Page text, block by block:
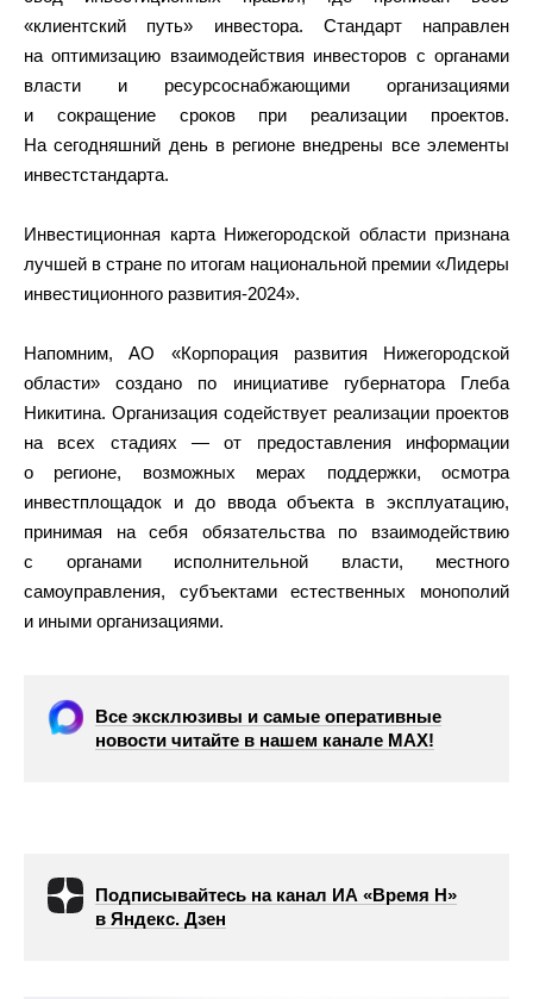
«клиентский путь» инвестора. Стандарт направлен
на оптимизацию взаимодействия инвесторов с органами
власти и ресурсоснабжающими организациями
и сокращение сроков при реализации проектов.
На сегодняшний день в регионе внедрены все элементы
инвестстандарта.
Инвестиционная карта Нижегородской области признана
лучшей в стране по итогам национальной премии «Лидеры
инвестиционного развития-2024».
Напомним, АО «Корпорация развития Нижегородской
области» создано по инициативе губернатора Глеба
Никитина. Организация содействует реализации проектов
на всех стадиях — от предоставления информации
о регионе, возможных мерах поддержки, осмотра
инвестплощадок и до ввода объекта в эксплуатацию,
принимая на себя обязательства по взаимодействию
с органами исполнительной власти, местного
самоуправления, субъектами естественных монополий
и иными организациями.
Все эксклюзивы и самые оперативные
новости читайте в нашем канале МАХ!
Подписывайтесь на канал ИА «Время Н»
в Яндекс. Дзен